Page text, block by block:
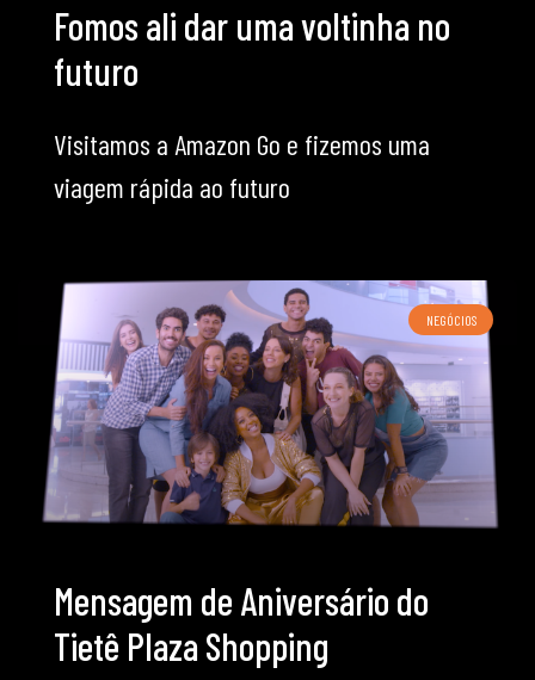
Fomos ali dar uma voltinha no
futuro
Visitamos a Amazon Go e fizemos uma
viagem rápida ao futuro
NEGÓCIOS
Mensagem de Aniversário do
Tietê Plaza Shopping